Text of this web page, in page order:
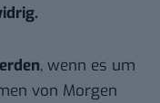
, wenn es um
von Morgen